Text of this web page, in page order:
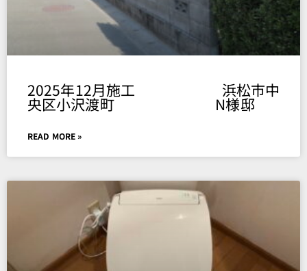
2025年12月施工 浜松市中
央区小沢渡町 N様邸
READ MORE »